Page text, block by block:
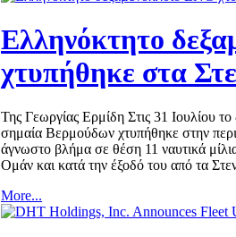
Ελληνόκτητο
χτυπήθηκε στα
Της Γεωργίας Ερμίδη Στις 31 Ιουλίου
σημαία Βερμούδων χτυπήθηκε στην
άγνωστο βλήμα σε θέση 11 ναυτικά
Ομάν και κατά την έξοδό του από τα
More...